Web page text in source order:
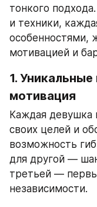
тонкого
и техники,
особенностями,
мотивацией и
1.
мотивация
Каждая девушка
своих целей и
возможность
для другой —
третьей —
независимости.